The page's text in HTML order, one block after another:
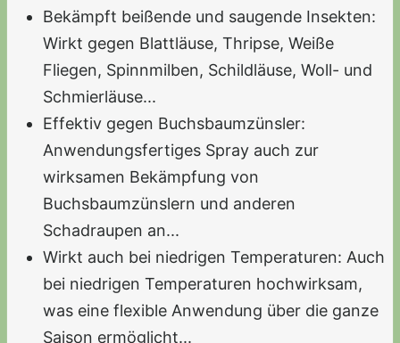
Bekämpft beißende und saugende Insekten:
Wirkt gegen Blattläuse, Thripse, Weiße
Fliegen, Spinnmilben, Schildläuse, Woll- und
Schmierläuse...
Effektiv gegen Buchsbaumzünsler:
Anwendungsfertiges Spray auch zur
wirksamen Bekämpfung von
Buchsbaumzünslern und anderen
Schadraupen an...
Wirkt auch bei niedrigen Temperaturen: Auch
bei niedrigen Temperaturen hochwirksam,
was eine flexible Anwendung über die ganze
Saison ermöglicht...